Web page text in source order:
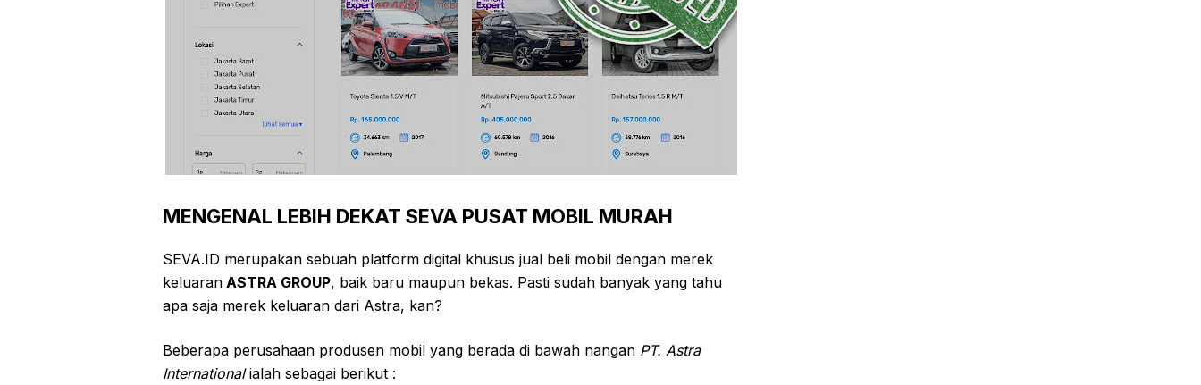
MENGENAL LEBIH DEKAT SEVA PUSAT MOBIL MURAH
SEVA.ID merupakan sebuah platform digital khusus jual beli mobil dengan merek
keluaran ASTRA GROUP, baik baru maupun bekas. Pasti sudah banyak yang tahu
apa saja merek keluaran dari Astra, kan?
Beberapa perusahaan produsen mobil yang berada di bawah nangan PT. Astra
Internationalialah sebagai berikut :